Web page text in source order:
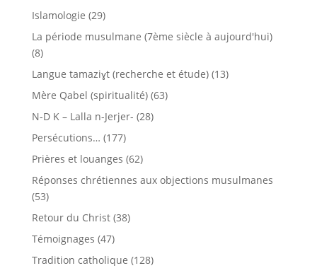
Islamologie (29)
La période musulmane (7ème siècle à aujourd'hui)
(8)
Langue tamaziɣt (recherche et étude)(13)
Mère Qabel (spiritualité)(63)
N-D K – Lalla n-Jerjer- (28)
Persécutions… (177)
Prières et louanges (62)
Réponses chrétiennes aux objections musulmanes
(53)
Retour du Christ(38)
Témoignages (47)
Tradition catholique (128)